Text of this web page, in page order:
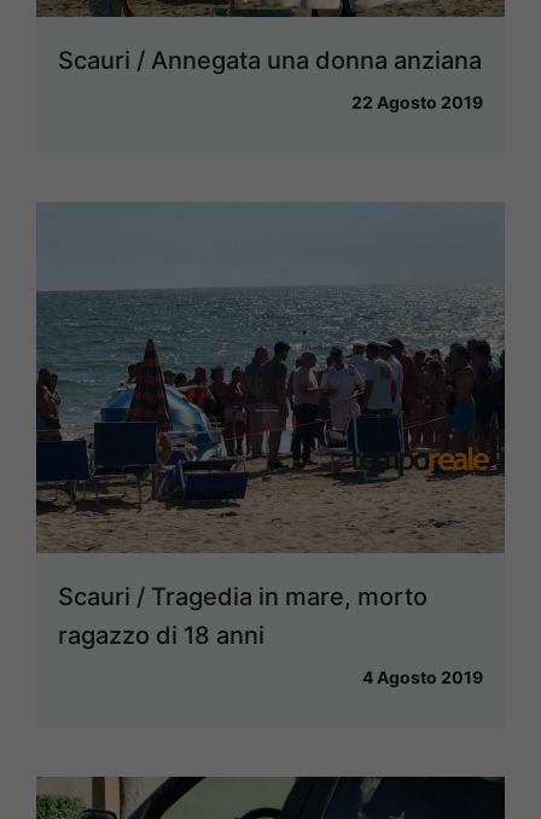
Scauri / Annegata una donna anziana
22 Agosto 2019
Scauri / Tragedia in mare, morto
ragazzo di 18 anni
4 Agosto 2019